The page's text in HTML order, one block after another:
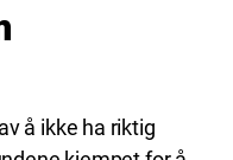
å ikke ha riktig